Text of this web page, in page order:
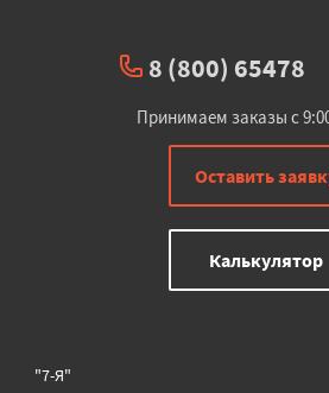
8 (800) 65478
Принимаем заказы с
Оставить
Калькулятор
"7-Я"